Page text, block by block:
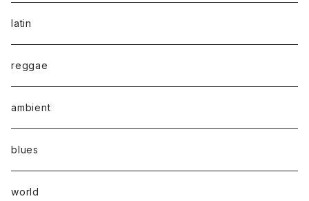
latin
reggae
ambient
blues
world